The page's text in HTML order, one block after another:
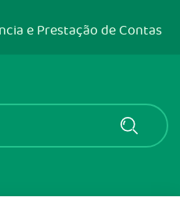
e Prestação de Contas